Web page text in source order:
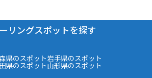
リングスポットを探す
県のスポット岩手県のスポット
県のスポット山形県のスポット